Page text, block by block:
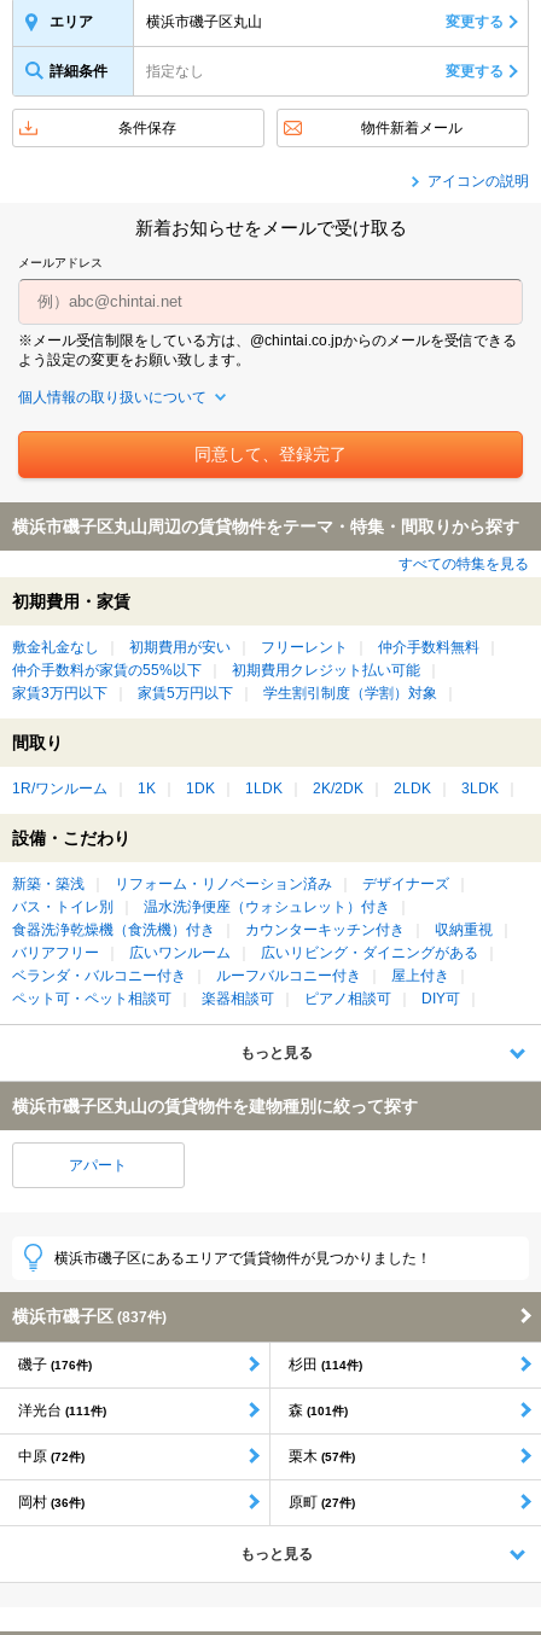
エリア 横浜市磯子区丸山 変更する
詳細条件 指定なし 変更する
条件保存 物件新着メール
アイコンの説明
新着お知らせをメールで受け取る
メールアドレス
※メール受信制限をしている方は、@chintai.co.jpからのメールを受信できる
よう設定の変更をお願い致します。
個人情報の取り扱いについて
横浜市磯子区丸山周辺の賃貸物件をテーマ・特集・間取りから探す
すべての特集を見る
初期費用・家賃
敷金礼金なし 初期費用が安い フリーレント
仲介手数料無料
仲介手数料が家賃の55%以下
初期費用クレジット払い可能
家賃3万円以下
家賃5万円以下 学生割引制度（学割）対象
間取り
1R/ワンルーム 1K 1DK 1LDK 2K/2DK 2LDK 3LDK
設備・こだわり
新築・築浅 リフォーム・リノベーション済み
デザイナーズ
バス・トイレ別
温水洗浄便座（ウォシュレット）付き
食器洗浄乾燥機（食洗機）付き
カウンターキッチン付き
収納重視
バリアフリー
広いワンルーム
広いリビング・ダイニングがある
ベランダ・バルコニー付き
ルーフバルコニー付き
屋上付き
ペット可・ペット相談可
楽器相談可 ピアノ相談可 DIY可
もっと見る
横浜市磯子区丸山の賃貸物件を建物種別に絞って探す
アパート
横浜市磯子区にあるエリアで賃貸物件が見つかりました！
横浜市磯子区 (837件)
磯子 (176件) 杉田 (114件)
洋光台 (111件) 森 (101件)
中原 (72件) 栗木 (57件)
岡村 (36件) 原町 (27件)
もっと見る